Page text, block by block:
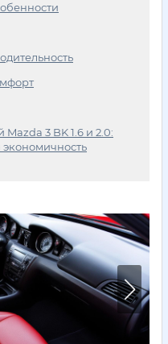
3 BK 1.6 и 2.0:
экономичность